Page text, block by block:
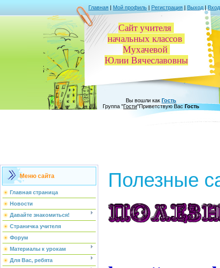
Главная | Мой профиль | Регистрация | Выход | Вход
Сайт учителя
начальных классов
Мухачевой
Юлии Вячеславовны
Вы вошли как Гость
Группа "Гости"Приветствую Вас Гость
Меню сайта
Главная страница
Новости
Давайте знакомиться!
Страничка учителя
Форум
Материалы к урокам
Для Вас, ребята
Полезные